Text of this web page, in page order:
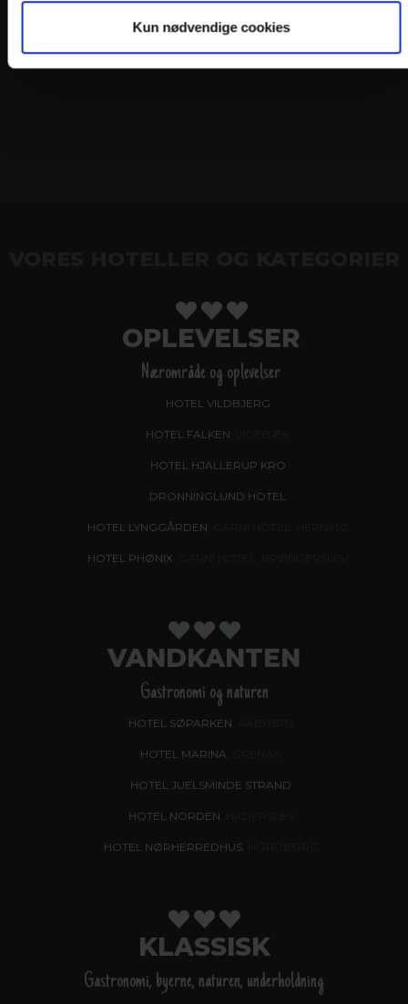
Kun nødvendige cookies
OPLEVELSER
Nærområde og oplevelser
HOTEL VILDBJERG
HOTEL FALKEN
HOTEL HJALLERUP KRO
DRONNINGLUND HOTEL
HOTEL LYNGGÅRDEN
HOTEL PHØNIX
VANDKANTEN
Gastronomi og naturen
HOTEL SØPARKEN
HOTEL MARINA
HOTEL JUELSMINDE STRAND
HOTEL NORDEN
HOTEL NØRHERREDHUS, NORDBORG
KLASSISK
Gastronomi, byerne, naturen, underholdning